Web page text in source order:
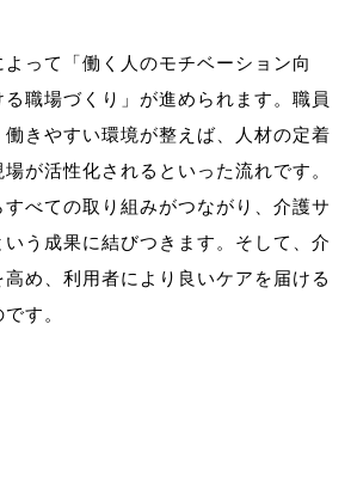
って「働く人のモチベーション向
る職場づくり」が進められます。職員
きやすい環境が整えば、人材の定着
が活性化されるといった流れです。
べての取り組みがつながり、介護サ
う成果に結びつきます。そして、介
め、利用者により良いケアを届ける